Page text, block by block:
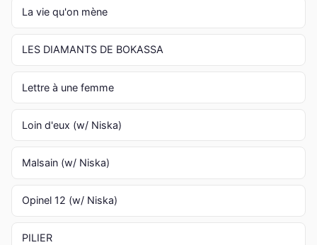
La vie qu'on mène
LES DIAMANTS DE BOKASSA
Lettre à une femme
Loin d'eux (w/ Niska)
Malsain (w/ Niska)
Opinel 12 (w/ Niska)
PILIER